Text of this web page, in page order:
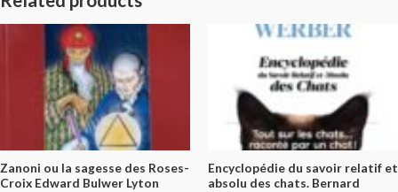
Zanoni ou la sagesse des Roses-
Croix Edward Bulwer Lyton
Encyclopédie du savoir relatif et
absolu des chats. Bernard